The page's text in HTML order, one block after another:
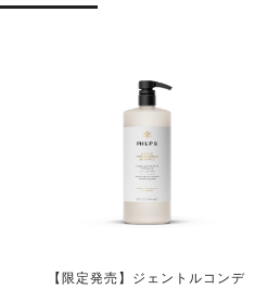
【限定発売】ジェントルコンデ